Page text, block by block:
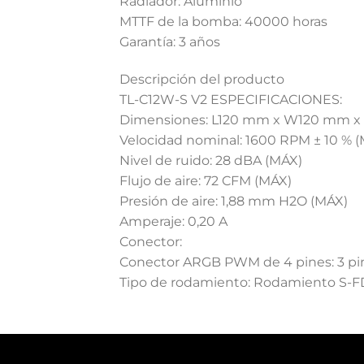
MTTF de la bomba: 40000 horas
Garantía: 3 años
Descripción del producto
TL-C12W-S V2 ESPECIFICACIONES:
Dimensiones: L120 mm x W120 mm
Velocidad nominal: 1600 RPM ± 10 %
Nivel de ruido: 28 dBA (MÁX)
Flujo de aire: 72 CFM (MÁX)
Presión de aire: 1,88 mm H2O (MÁX)
Amperaje: 0,20 A
Conector:
Conector ARGB PWM de 4 pines: 3
Tipo de rodamiento: Rodamiento S-